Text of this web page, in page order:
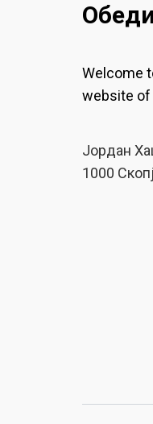
Welcome
website of
Јордан
1000